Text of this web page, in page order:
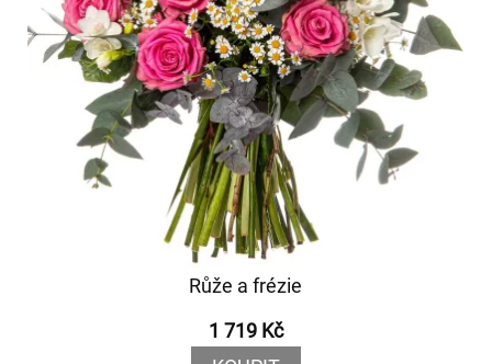
Růže a frézie
1 719 Kč